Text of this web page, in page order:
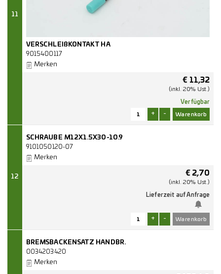
11
VERSCHLEIßKONTAKT HA
9015400117
Merken
€ 11,32
(inkl. 20% Ust.)
Verfügbar
+ -
12
SCHRAUBE M12X1.5X30-10.9
9101050120-07
Merken
€ 2,70
(inkl. 20% Ust.)
Lieferzeit auf Anfrage
+ -
BREMSBACKENSATZ HANDBR.
0034203420
Merken